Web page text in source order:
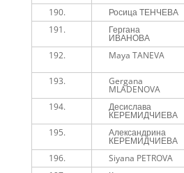
190.
Росица ТЕНЧЕВА
191.
Гергана
ИВАНОВА
192. Maya TANEVA
193. Gergana
MLADENOVA
194. Десислава
КЕРЕМИДЧИЕВА
195. Александрина
КЕРЕМИДЧИЕВА
196. Siyana PETROVA